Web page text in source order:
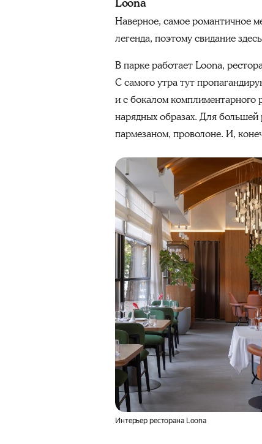
Loona
Наверное, самое романтичное
легенда, поэтому свидание
В парке работает Loona,
С самого утра тут
и с бокалом
нарядных образах. Для
пармезаном, проволоне. И,
Интерьер ресторана Loona